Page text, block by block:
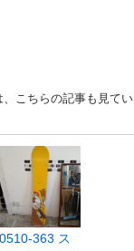
こちらの記事も見てい
0510-363 ス